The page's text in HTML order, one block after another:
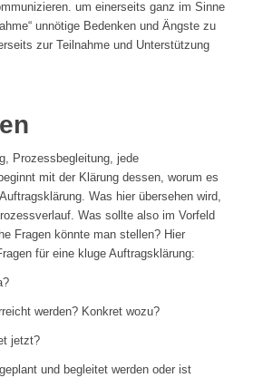
um einerseits ganz im Sinne
unnötige Bedenken und Ängste zu
zur Teilnahme und Unterstützung
Prozessbegleitung, jede
mit der Klärung dessen, worum es
Was hier übersehen wird,
Was sollte also im Vorfeld
Fragen könnte man stellen? Hier
für eine kluge Auftragsklärung:
werden? Konkret wozu?
jetzt?
und begleitet werden oder ist